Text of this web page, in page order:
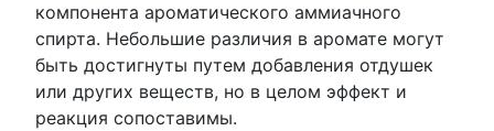
компонента ароматического аммиачного
спирта. Небольшие различия в аромате могут
быть достигнуты путем добавления отдушек
или других веществ, но в целом эффект и
реакция сопоставимы.